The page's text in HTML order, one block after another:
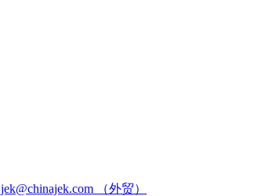
jek@chinajek.com （外贸）